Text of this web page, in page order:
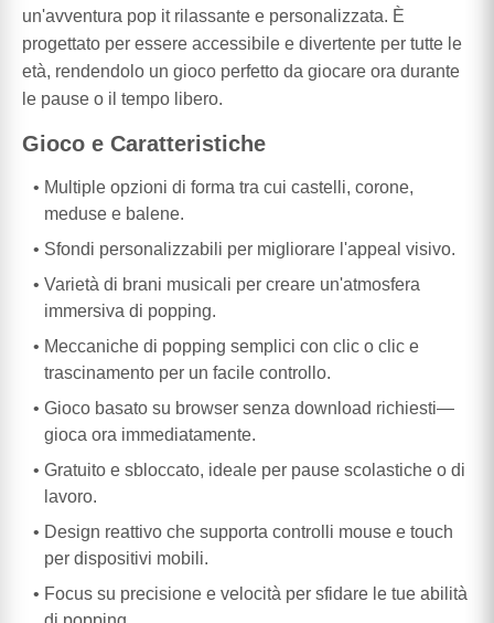
un'avventura pop it rilassante e personalizzata. È
progettato per essere accessibile e divertente per tutte le
età, rendendolo un gioco perfetto da giocare ora durante
le pause o il tempo libero.
Gioco e Caratteristiche
Multiple opzioni di forma tra cui castelli, corone,
meduse e balene.
Sfondi personalizzabili per migliorare l'appeal visivo.
Varietà di brani musicali per creare un'atmosfera
immersiva di popping.
Meccaniche di popping semplici con clic o clic e
trascinamento per un facile controllo.
Gioco basato su browser senza download richiesti—
gioca ora immediatamente.
Gratuito e sbloccato, ideale per pause scolastiche o di
lavoro.
Design reattivo che supporta controlli mouse e touch
per dispositivi mobili.
Focus su precisione e velocità per sfidare le tue abilità